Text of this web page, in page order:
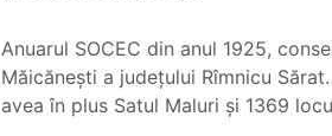
Anuarul SOCEC din anul 1925,
Măicănești a județului Rîmnicu
avea în plus Satul Maluri și 1369